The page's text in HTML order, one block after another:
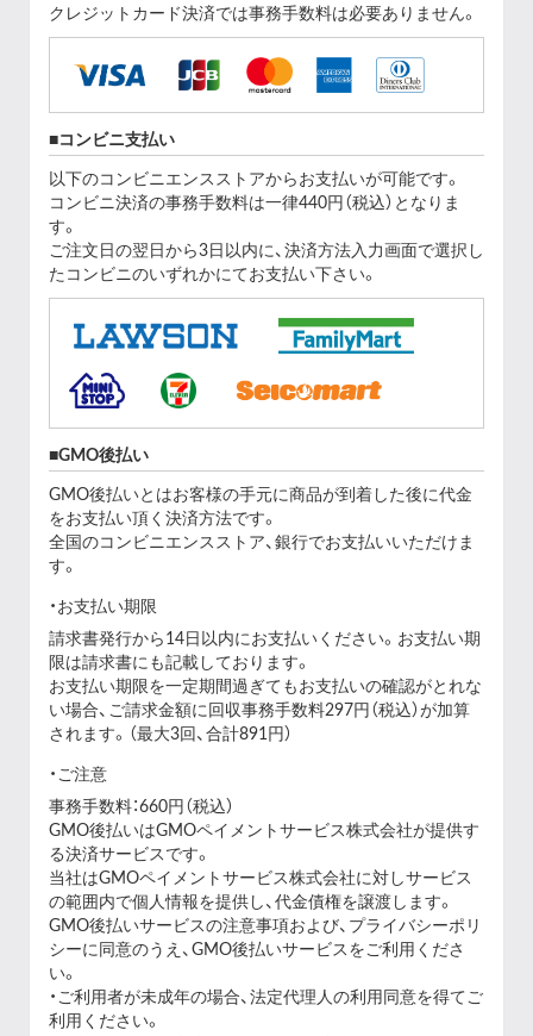
クレジットカード決済では事務手数料は必要ありません。
コンビニ支払い
以下のコンビニエンスストアからお支払いが可能です。
コンビニ決済の事務手数料は一律440円（税込）となりま
す。
ご注文日の翌日から3日以内に、決済方法入力画面で選択し
たコンビニのいずれかにてお支払い下さい。
GMO後払い
GMO後払いとはお客様の手元に商品が到着した後に代金
をお支払い頂く決済方法です。
全国のコンビニエンスストア、銀行でお支払いいただけま
す。
お支払い期限
請求書発行から14日以内にお支払いください。お支払い期
限は請求書にも記載しております。
お支払い期限を一定期間過ぎてもお支払いの確認がとれな
い場合、ご請求金額に回収事務手数料297円（税込）が加算
されます。（最大3回、合計891円）
ご注意
事務手数料：660円（税込）
GMO後払いはGMOペイメントサービス株式会社が提供す
る決済サービスです。
当社はGMOペイメントサービス株式会社に対しサービス
の範囲内で個人情報を提供し、代金債権を譲渡します。
GMO後払いサービスの注意事項および、 プライバシーポリ
シーに同意のうえ、GMO後払いサービスをご利用くださ
い。
・ご利用者が未成年の場合、法定代理人の利用同意を得てご
利用ください。